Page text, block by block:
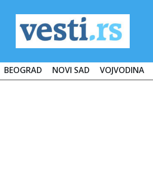
BEOGRAD NOVI SAD VOJVODINA